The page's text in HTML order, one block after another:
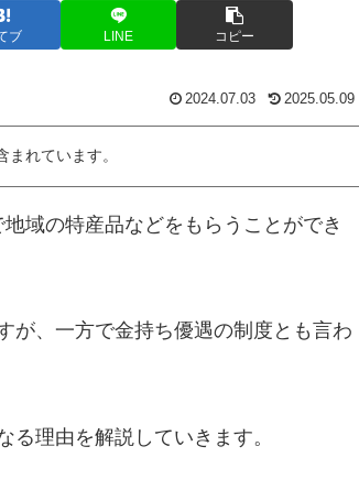
ブ LINE コピー
2024.07.03 2025.05.09
まれています。
域の特産品などをもらうことができ
が、一方で金持ち優遇の制度とも言わ
理由を解説していきます。